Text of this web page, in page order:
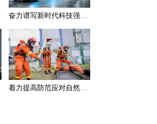
奋力谱写新时代科技强国新篇章
着力提高防范应对自然灾害能力